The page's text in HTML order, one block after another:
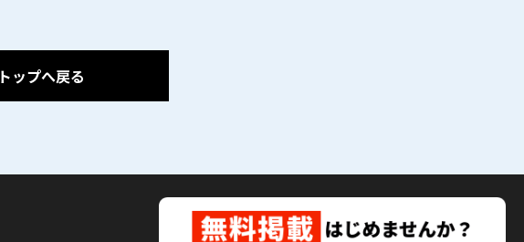
トップへ戻る